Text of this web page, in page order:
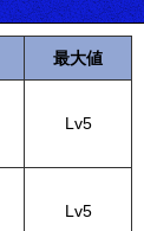
最大値
Lv5
Lv5